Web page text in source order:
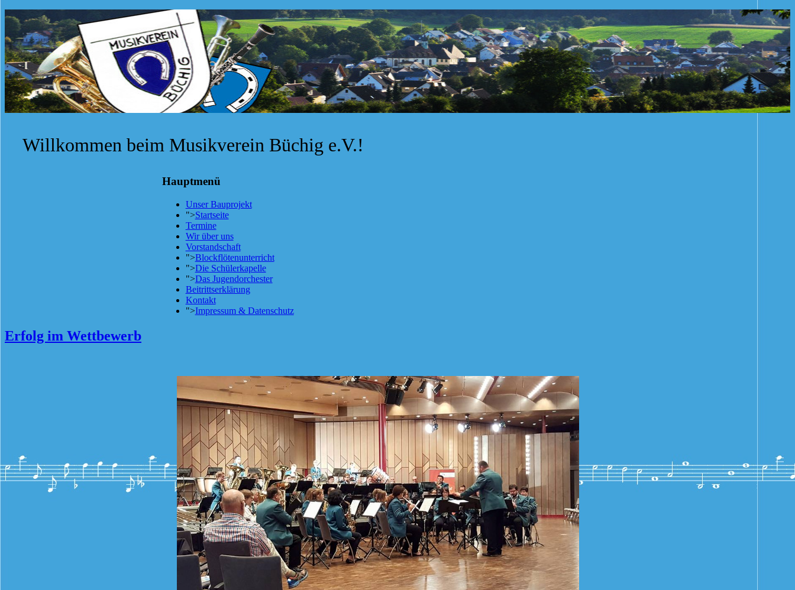
Willkommen beim Musikverein Büchig e.V.!
Hauptmenü
Unser Bauprojekt
">Startseite
Termine
Wir über uns
Vorstandschaft
">Blockflötenunterricht
">Die Schülerkapelle
">Das Jugendorchester
Beitrittserklärung
Kontakt
">Impressum & Datenschutz
Erfolg im Wettbewerb